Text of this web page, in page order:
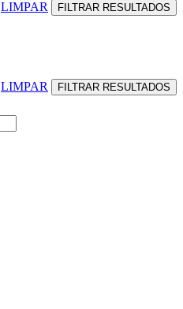
LIMPAR
LIMPAR